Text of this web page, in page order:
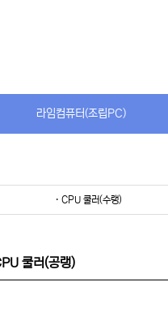
라임컴퓨터(조립PC)
· CPU 쿨러(수랭)
쿨러(공랭)